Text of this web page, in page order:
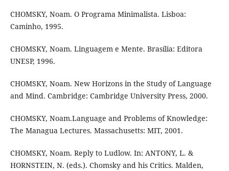
CHOMSKY, Noam. O Programa Minimalista. Lisboa:
Caminho, 1995.
CHOMSKY, Noam. Linguagem e Mente. Brasília: Editora
UNESP, 1996.
CHOMSKY, Noam. New Horizons in the Study of Language
and Mind. Cambridge: Cambridge University Press, 2000.
CHOMSKY, Noam.Language and Problems of Knowledge:
The Managua Lectures. Massachusetts: MIT, 2001.
CHOMSKY, Noam. Reply to Ludlow. In: ANTONY, L. &
HORNSTEIN, N. (eds.). Chomsky and his Critics. Malden,